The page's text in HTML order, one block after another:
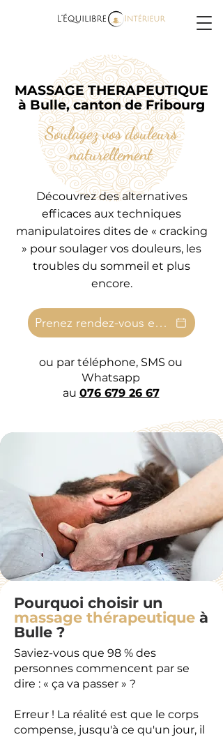
MASSAGE THERAPEUTIQUE
à Bulle, canton de Fribourg
Soulagez vos douleurs
naturellement
Découvrez des alternatives
efficaces aux techniques
manipulatoires dites de « cracking
» pour soulager vos douleurs, les
troubles du sommeil et plus
encore.
Prenez rendez-vous en ligne
ou par téléphone, SMS ou
Whatsapp
au 076 679 26 67
Pourquoi choisir un
massage thérapeutique à
Bulle ?
Saviez-vous que 98 % des
personnes commencent par se
dire : « ça va passer » ?
Erreur ! La réalité est que le corps
compense, jusqu'à ce qu'un jour, il